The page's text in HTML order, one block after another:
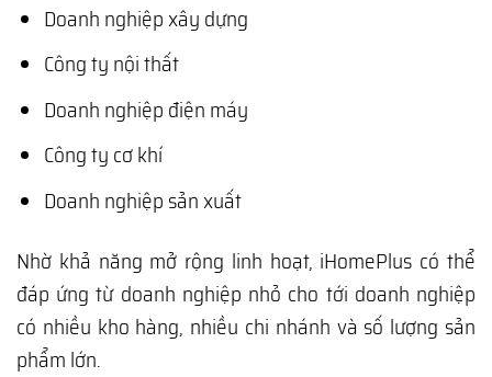
Doanh nghiệp xây dựng
Công ty nội thất
Doanh nghiệp điện máy
Công ty cơ khí
Doanh nghiệp sản xuất
Nhờ khả năng mở rộng linh hoạt, iHomePlus có thể
đáp ứng từ doanh nghiệp nhỏ cho tới doanh nghiệp
có nhiều kho hàng, nhiều chi nhánh và số lượng sản
phẩm lớn.